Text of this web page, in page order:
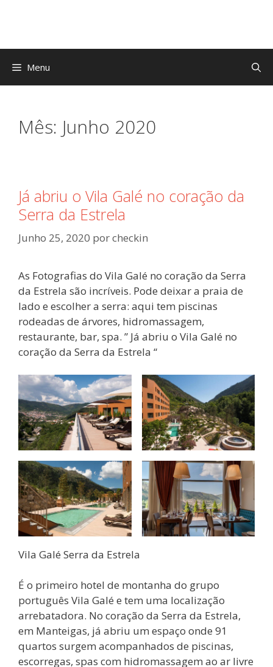
conteúdo
Menu
Mês: Junho 2020
Já abriu o Vila Galé no coração da
Serra da Estrela
Junho 25, 2020 porcheckin
As Fotografias do Vila Galé no coração da Serra
da Estrela são incríveis. Pode deixar a praia de
lado e escolher a serra: aqui tem piscinas
rodeadas de árvores, hidromassagem,
restaurante, bar, spa. ” Já abriu o Vila Galé no
coração da Serra da Estrela “
Vila Galé Serra da Estrela
É o primeiro hotel de montanha do grupo
português Vila Galé e tem uma localização
arrebatadora. No coração da Serra da Estrela,
em Manteigas, já abriu um espaço onde 91
quartos surgem acompanhados de piscinas,
escorregas, spas com hidromassagem ao ar livre